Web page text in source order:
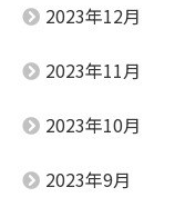
2023年12月
2023年11月
2023年10月
2023年9月